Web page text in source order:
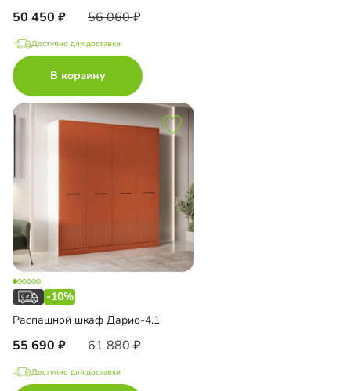
50 450 56 060
Доступно для доставки
В корзину
-10%
Распашной шкаф Дарио-4.1
55 690 61 880
Доступно для доставки